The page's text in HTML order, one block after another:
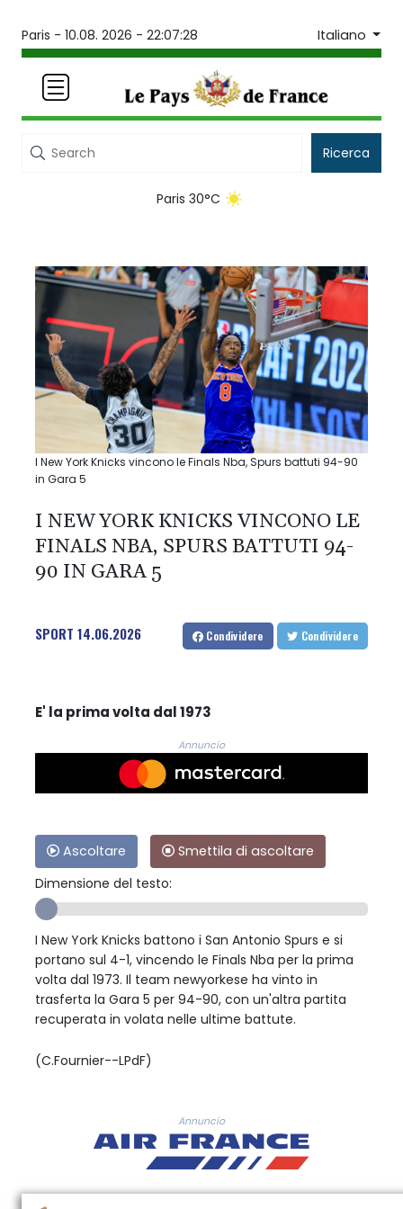
Paris - 10.08. 2026 - 22:07:28 Italiano
Ricerca
Paris 30°C
I New York Knicks vincono le Finals Nba, Spurs battuti 94-90
in Gara 5
I NEW YORK KNICKS VINCONO LE
FINALS NBA, SPURS BATTUTI 94-
90 IN GARA 5
SPORT 14.06.2026 Condividere Condividere
E' la prima volta dal 1973
Annuncio
Ascoltare
Smettila di ascoltare
Dimensione del testo:
I New York Knicks battono i San Antonio Spurs e si
portano sul 4-1, vincendo le Finals Nba per la prima
volta dal 1973. Il team newyorkese ha vinto in
trasferta la Gara 5 per 94-90, con un'altra partita
recuperata in volata nelle ultime battute.
(C.Fournier--LPdF)
Annuncio